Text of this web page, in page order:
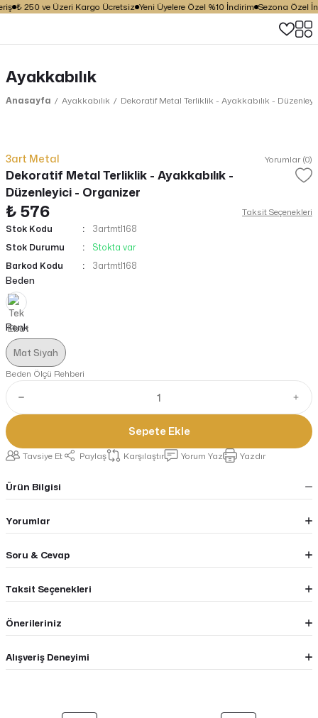
₺ 250 ve Üzeri Kargo Ücretsiz Yeni Üyelere Özel %10 İndirim Sezona Özel
Ayakkabılık
Anasayfa Ayakkabılık Dekoratif Metal Terliklik - Ayakkabılık -
3art Metal Yorumlar (0)
Dekoratif Metal Terliklik - Ayakkabılık -
Düzenleyici - Organizer
₺ 576
Taksit Seçenekleri
Stok Kodu
3artmtl168
Stok Durumu
Stokta var
Barkod Kodu
3artmtl168
Beden
Renk
Mat Siyah
Beden Ölçü Rehberi
Sepete Ekle
Tavsiye Et Paylaş Karşılaştır Yorum Yaz Yazdır
Ürün Bilgisi
Yorumlar
Soru & Cevap
Taksit Seçenekleri
Önerileriniz
Alışveriş Deneyimi